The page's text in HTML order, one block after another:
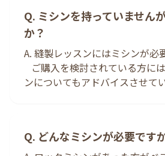
Q. ミシンを持っていません
か？
A. 縫製レッスンにはミシンが必
ご購入を検討されている方に
ンについてもアドバイスさせて
Q. どんなミシンが必要です